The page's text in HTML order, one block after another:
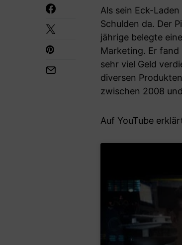
Als sein Eck-
Schulden da. Der
jährige belegte
Marketing. Er fand
sehr viel Geld
diversen
zwischen 2008
Auf YouTube